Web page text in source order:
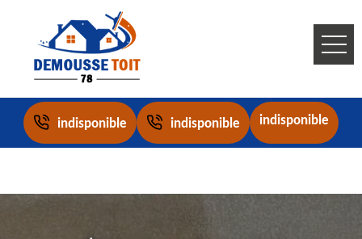
indisponible indisponible indisponible